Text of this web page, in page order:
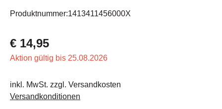
Produktnummer:1413411456000X
€ 14,95
Aktion gültig bis 25.08.2026
inkl. MwSt. zzgl. Versandkosten
Versandkonditionen